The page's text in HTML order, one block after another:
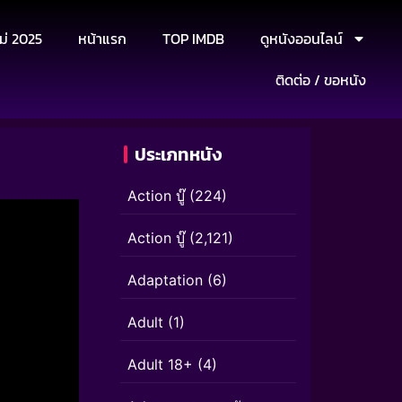
2025 หน้าแรก TOP IMDB
ดูหนังออนไลน์
ติดต่อ / ขอหนัง
ประเภทหนัง
Action บู๊(224)
Action บู๊(2,121)
Adaptation (6)
Adult (1)
Adult 18+ (4)